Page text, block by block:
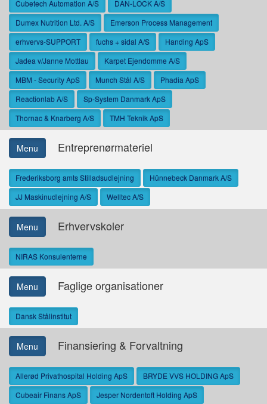
Cubetech Automation A/S
DAN-LOCK A/S
Dumex Nutrition Ltd. A/S
Emerson Process Management
erhvervs-SUPPORT
fuchs + sidal A/S
Handing ApS
Jadea v/Janne Mottlau
Karpet Ejendomme A/S
MBM - Security ApS
Munch Stål A/S
Phadia ApS
Reactionlab A/S
Sp-System Danmark ApS
Thornac & Knarberg A/S
TMH Teknik ApS
Menu Entreprenørmateriel
Frederiksborg amts Stilladsudlejning
Hünnebeck Danmark A/S
JJ Maskinudlejning A/S
Welltec A/S
Menu Erhvervskoler
NIRAS Konsulenterne
Menu Faglige organisationer
Dansk Stålinstitut
Menu Finansiering & Forvaltning
Allerød Privathospital Holding ApS
BRYDE VVS HOLDING ApS
Cubeair Finans ApS
Jesper Nordentoft Holding ApS